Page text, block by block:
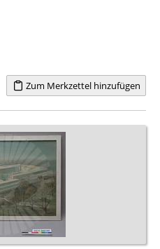
Zum Merkzettel hinzufügen